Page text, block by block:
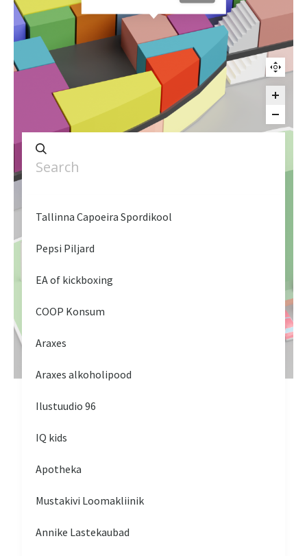
Tallinna Capoeira Spordikool
Pepsi Piljard
EA of kickboxing
COOP Konsum
Araxes
Araxes alkoholipood
Ilustuudio 96
IQ kids
Apotheka
Mustakivi Loomakliinik
Annike Lastekaubad